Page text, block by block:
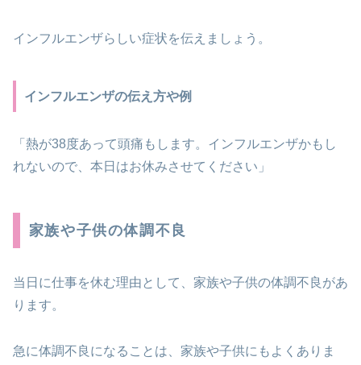
インフルエンザらしい症状を伝えましょう。
インフルエンザの伝え方や例
「熱が38度あって頭痛もします。インフルエンザかもし
れないので、本日はお休みさせてください」
家族や子供の体調不良
当日に仕事を休む理由として、家族や子供の体調不良があ
ります。
急に体調不良になることは、家族や子供にもよくありま